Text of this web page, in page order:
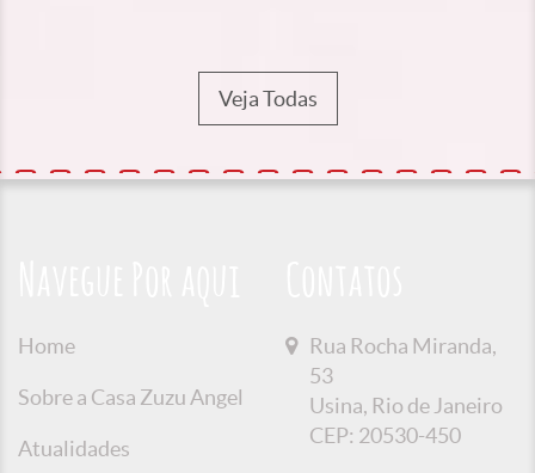
Veja Todas
Home
Sobre a Casa Zuzu Angel
Atualidades
Rua Rocha Miranda,
53
Usina, Rio de Janeiro
CEP: 20530-450